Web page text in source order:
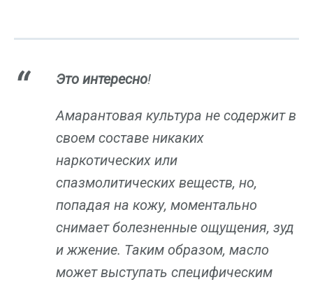
Это интересно!
Амарантовая культура не содержит в
своем составе никаких
наркотических или
спазмолитических веществ, но,
попадая на кожу, моментально
снимает болезненные ощущения, зуд
и жжение. Таким образом, масло
может выступать специфическим